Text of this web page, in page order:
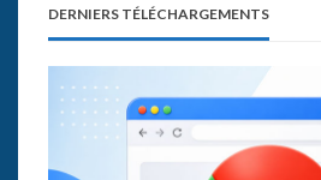
DERNIERS TÉLÉCHARGEMENTS